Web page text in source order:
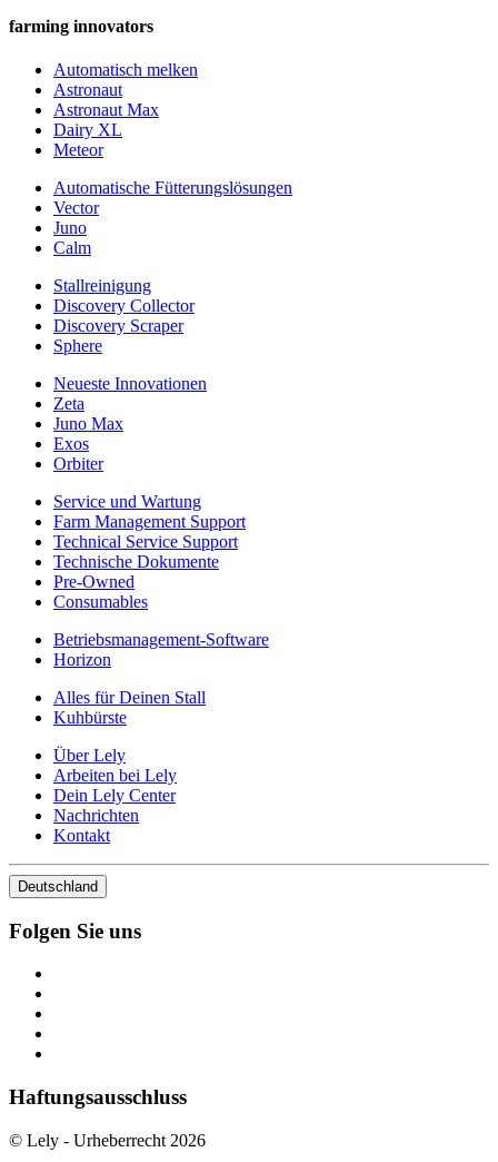
farming innovators
Automatisch melken
Astronaut
Astronaut Max
Dairy XL
Meteor
Automatische Fütterungslösungen
Vector
Juno
Calm
Stallreinigung
Discovery Collector
Discovery Scraper
Sphere
Neueste Innovationen
Zeta
Juno Max
Exos
Orbiter
Service und Wartung
Farm Management Support
Technical Service Support
Technische Dokumente
Pre-Owned
Consumables
Betriebsmanagement-Software
Horizon
Alles für Deinen Stall
Kuhbürste
Über Lely
Arbeiten bei Lely
Dein Lely Center
Nachrichten
Kontakt
Deutschland
Folgen Sie uns
Haftungsausschluss
© Lely - Urheberrecht 2026